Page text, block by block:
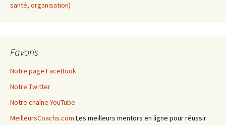
santé, organisation)
Favoris
Notre page FaceBook
Notre Twitter
Notre chaîne YouTube
MeilleursCoachs.com Les meilleurs mentors en ligne pour réussir